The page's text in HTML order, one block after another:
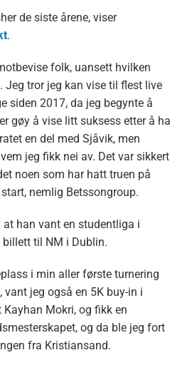
de siste årene, viser
.
folk, uansett hvilken
Jeg tror jeg kan vise til flest live
siden 2017, da jeg begynte å
gøy å vise litt suksess etter å ha
en del med Sjåvik, men
jeg fikk nei av. Det var sikkert
noen som har hatt truen på
nemlig Betssongroup.
at han vant en studentliga i
til NM i Dublin.
i min aller første turnering
vant jeg også en 5K buy-in i
Kayhan Mokri, og fikk en
og da ble jeg fort
fra Kristiansand.